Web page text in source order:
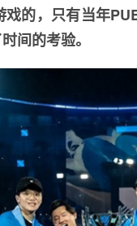
的，只有当年
间的考验。